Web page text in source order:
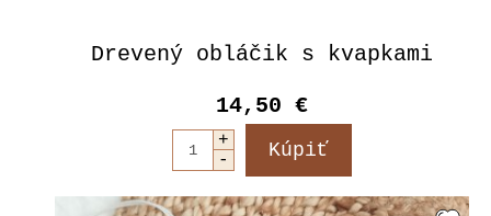
Drevený obláčik s kvapkami
14,50 €